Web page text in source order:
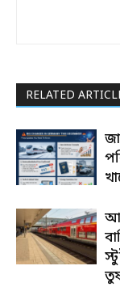
RELATED